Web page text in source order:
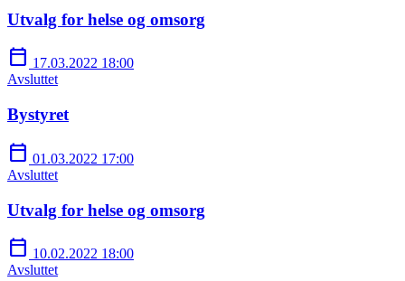
Utvalg for helse og omsorg
calendar_today 17.03.2022 18:00
Avsluttet
Bystyret
calendar_today 01.03.2022 17:00
Avsluttet
Utvalg for helse og omsorg
calendar_today 10.02.2022 18:00
Avsluttet